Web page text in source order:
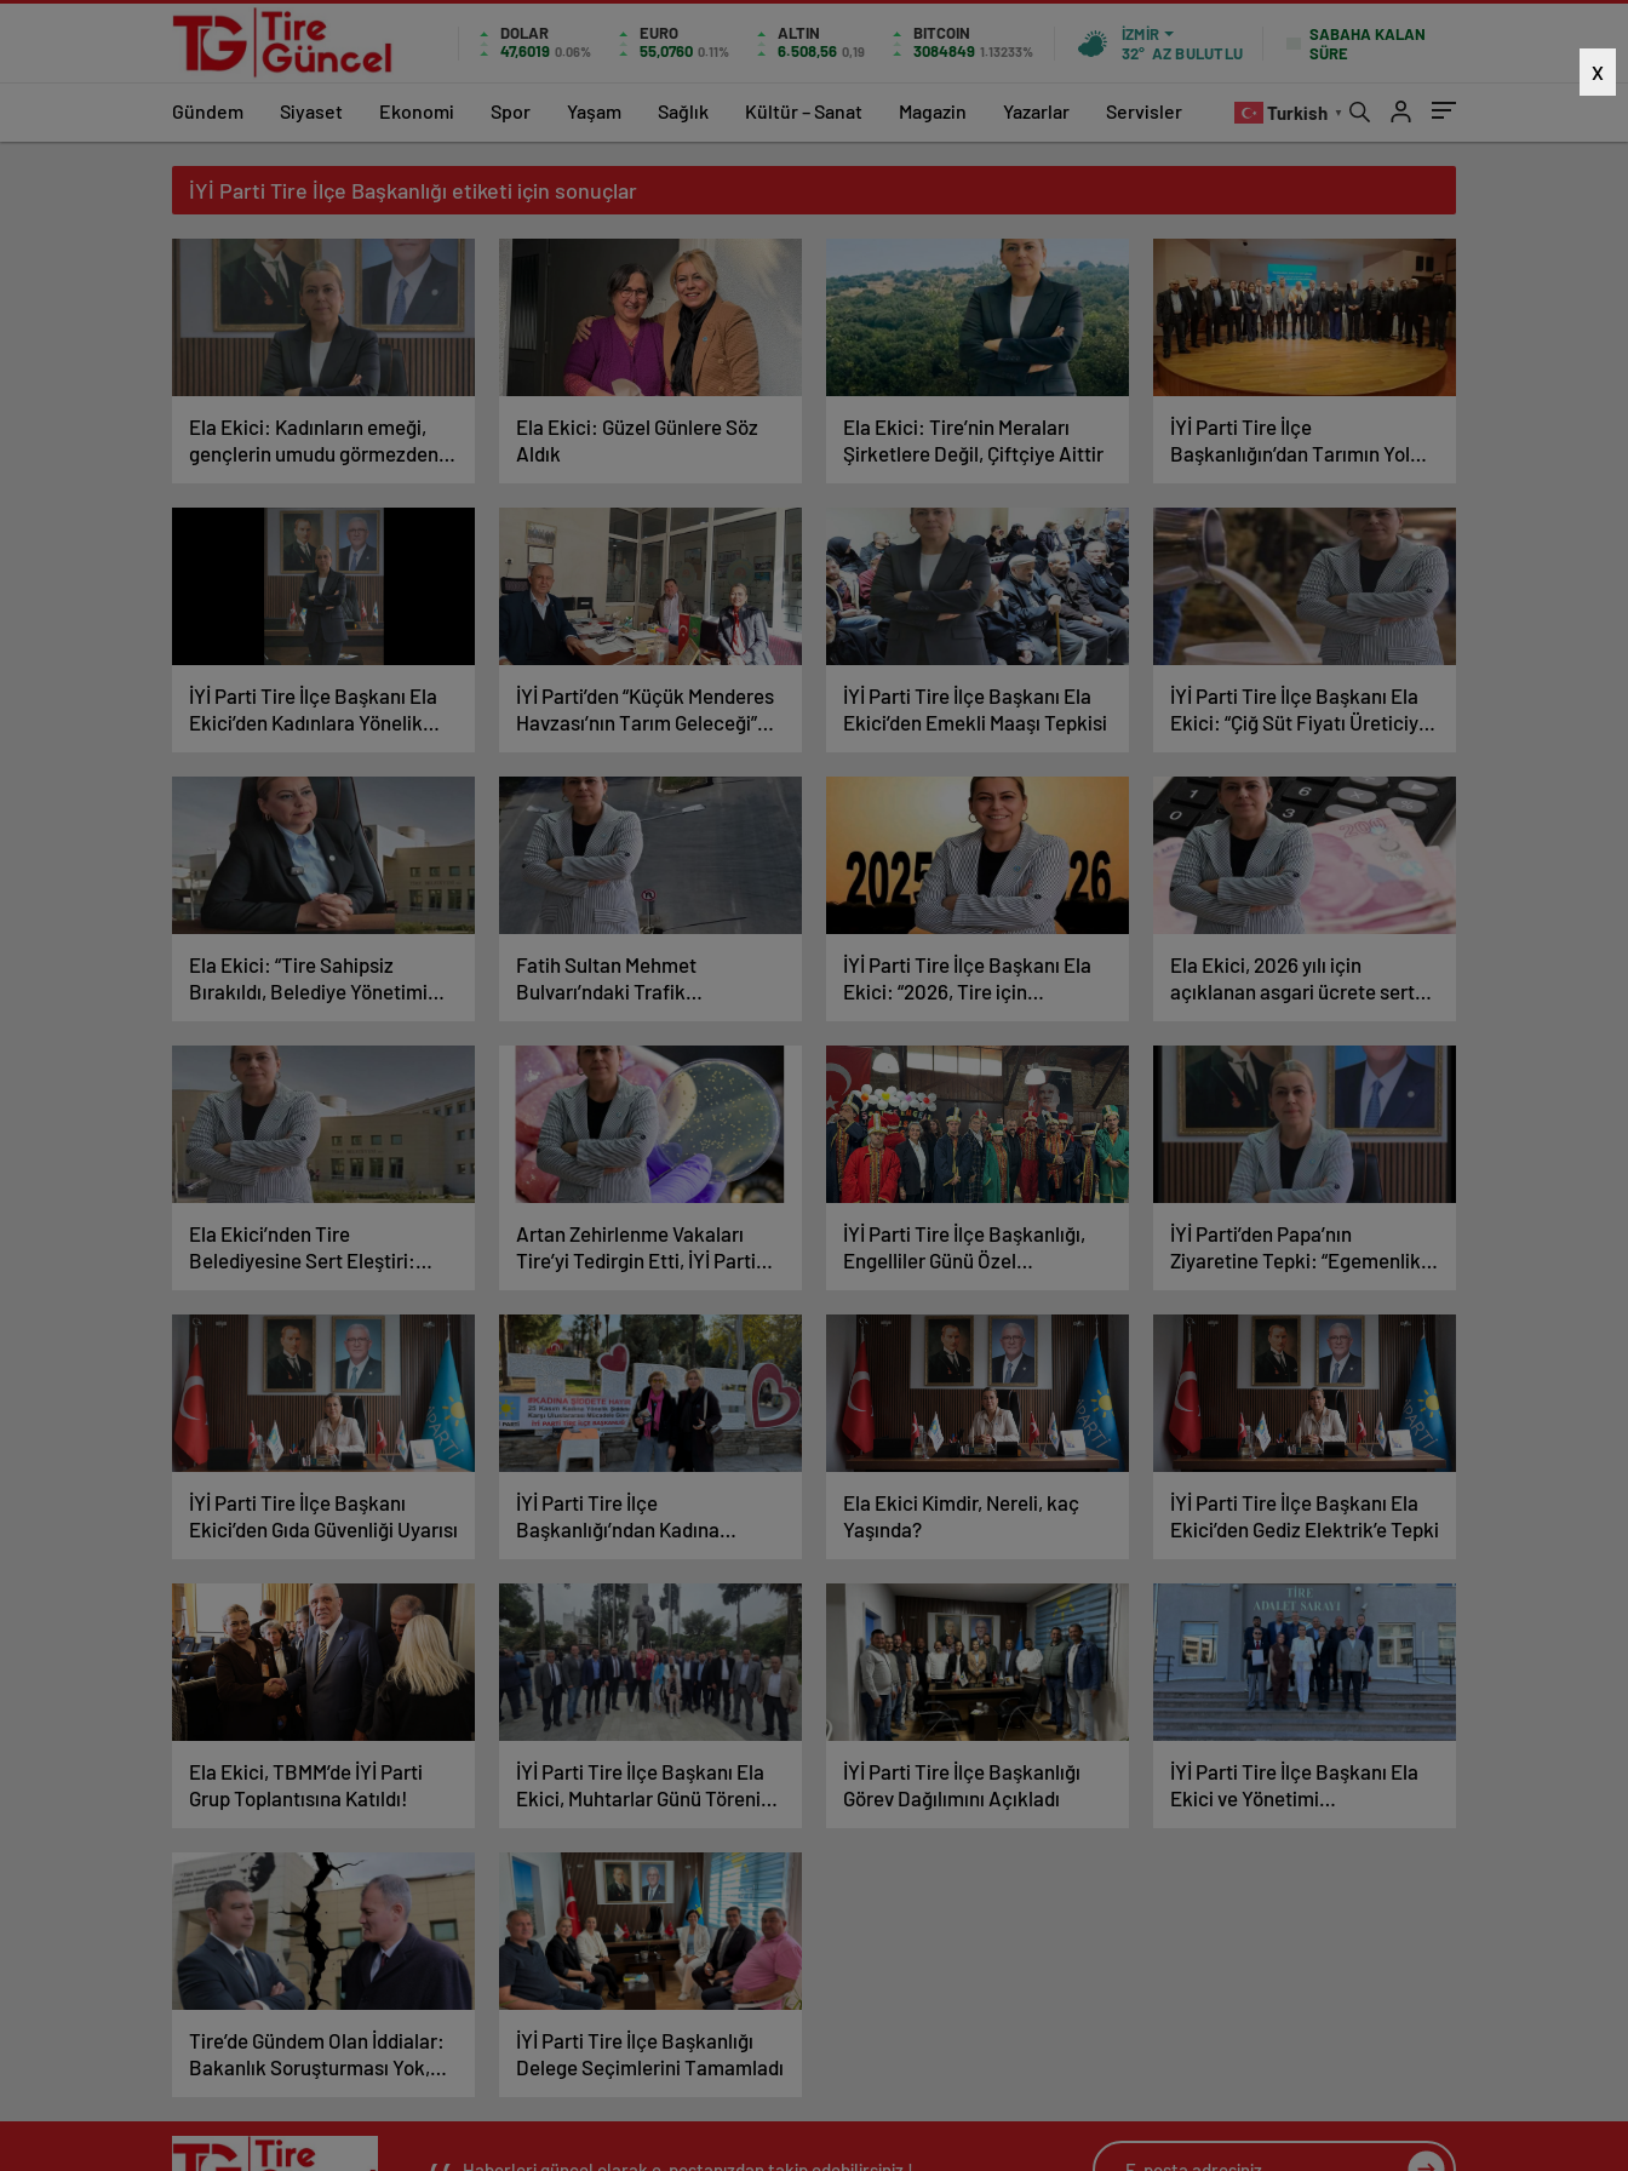
DOLAR
47,6019 0.06%
EURO
55,0760 0.11%
ALTIN
6.508,56 0,19
BITCOIN
3084849 1.13233%
İZMIR
32° AZ BULUTLU
SABAHA KALAN
SÜRE
Gündem Siyaset Ekonomi Spor Yaşam Sağlık Kültür – Sanat Magazin Yazarlar Servisler Turkish ▼
X
İYİ Parti Tire İlçe Başkanlığı etiketi için sonuçlar
Ela Ekici: Kadınların emeği,
gençlerin umudu görmezden
Ela Ekici: Güzel Günlere Söz
Aldık
Ela Ekici: Tire’nin Meraları
Şirketlere Değil, Çiftçiye Aittir
İYİ Parti Tire İlçe
Başkanlığın’dan Tarımın Yol
İYİ Parti Tire İlçe Başkanı Ela
Ekici’den Kadınlara Yönelik
İYİ Parti’den “Küçük Menderes
Havzası’nın Tarım Geleceği”
İYİ Parti Tire İlçe Başkanı Ela
Ekici’den Emekli Maaşı Tepkisi
İYİ Parti Tire İlçe Başkanı Ela
Ekici: “Çiğ Süt Fiyatı Üreticiyi
Ela Ekici: “Tire Sahipsiz
Bırakıldı, Belediye Yönetimi
Fatih Sultan Mehmet
Bulvarı’ndaki Trafik
Tepki
İYİ Parti Tire İlçe Başkanı Ela
Ekici: “2026, Tire için
umudun yılı olmalıdır”
Ela Ekici, 2026 yılı için
açıklanan asgari ücrete sert
Ela Ekici’nden Tire
Belediyesine Sert Eleştiri:
Artan Zehirlenme Vakaları
Tire’yi Tedirgin Etti, İYİ Parti
İYİ Parti Tire İlçe Başkanlığı,
Engelliler Günü Özel
İYİ Parti’den Papa’nın
Ziyaretine Tepki: “Egemenlik
Bir Gediktir”
İYİ Parti Tire İlçe Başkanı
Ekici’den Gıda Güvenliği Uyarısı
İYİ Parti Tire İlçe
Başkanlığı’ndan Kadına
Farkındalık Kampanyası
Ela Ekici Kimdir, Nereli, kaç
Yaşında?
İYİ Parti Tire İlçe Başkanı Ela
Ekici’den Gediz Elektrik’e Tepki
Ela Ekici, TBMM’de İYİ Parti
Grup Toplantısına Katıldı!
İYİ Parti Tire İlçe Başkanı Ela
Ekici, Muhtarlar Günü Törenine
İYİ Parti Tire İlçe Başkanlığı
Görev Dağılımını Açıkladı
İYİ Parti Tire İlçe Başkanı Ela
Ekici ve Yönetimi
Tire’de Gündem Olan İddialar:
Bakanlık Soruşturması Yok,
İYİ Parti Tire İlçe Başkanlığı
Delege Seçimlerini Tamamladı